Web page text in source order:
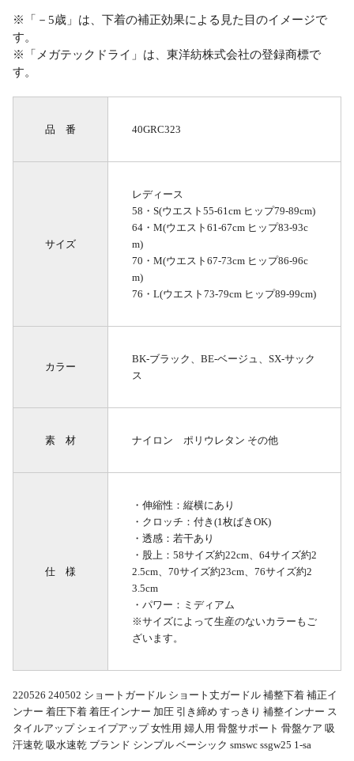
※「－5歳」は、下着の補正効果による見た目のイメージで
す。
※「メガテックドライ」は、東洋紡株式会社の登録商標で
す。
品 番 40GRC323
サイズ
レディース
58・S(ウエスト55-61cm ヒップ79-89cm)
64・M(ウエスト61-67cm ヒップ83-93c
m)
70・M(ウエスト67-73cm ヒップ86-96c
m)
76・L(ウエスト73-79cm ヒップ89-99cm)
カラー
BK-ブラック、BE-ベージュ、SX-サック
ス
素 材 ナイロン ポリウレタン その他
仕 様
・伸縮性：縦横にあり
・クロッチ：付き(1枚ばきOK)
・透感：若干あり
・股上：58サイズ約22cm、64サイズ約2
2.5cm、70サイズ約23cm、76サイズ約2
3.5cm
・パワー：ミディアム
※サイズによって生産のないカラーもご
ざいます。
220526 240502 ショートガードル ショート丈ガードル 補整下着 補正イ
ンナー 着圧下着 着圧インナー 加圧 引き締め すっきり 補整インナー ス
タイルアップ シェイプアップ 女性用 婦人用 骨盤サポート 骨盤ケア 吸
汗速乾 吸水速乾 ブランド シンプル ベーシック smswc ssgw25 1-sa